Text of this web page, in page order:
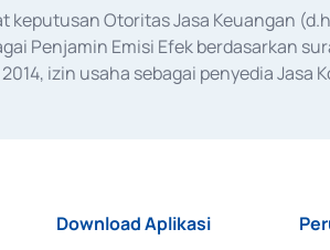
Otoritas Jasa Keuangan
Penjamin Emisi Efek berdasarkan
izin usaha sebagai penyedia Jasa
Download Aplikasi